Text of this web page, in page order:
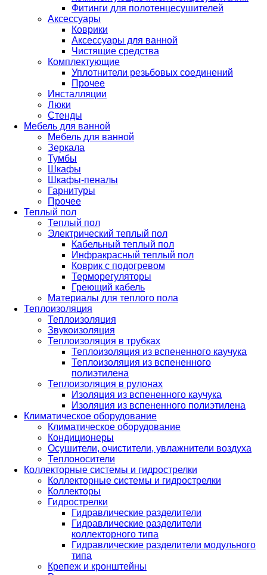
Фитинги для полотенцесушителей
Аксессуары
Коврики
Аксессуары для ванной
Чистящие средства
Комплектующие
Уплотнители резьбовых соединений
Прочее
Инсталляции
Люки
Стенды
Мебель для ванной
Мебель для ванной
Зеркала
Тумбы
Шкафы
Шкафы-пеналы
Гарнитуры
Прочее
Теплый пол
Теплый пол
Электрический теплый пол
Кабельный теплый пол
Инфракрасный теплый пол
Коврик с подогревом
Терморегуляторы
Греющий кабель
Материалы для теплого пола
Теплоизоляция
Теплоизоляция
Звукоизоляция
Теплоизоляция в трубках
Теплоизоляция из вспененного каучука
Теплоизоляция из вспененного
полиэтилена
Теплоизоляция в рулонах
Изоляция из вспененного каучука
Изоляция из вспененного полиэтилена
Климатическое оборудование
Климатическое оборудование
Кондиционеры
Осушители, очистители, увлажнители воздуха
Теплоносители
Коллекторные системы и гидрострелки
Коллекторные системы и гидрострелки
Коллекторы
Гидрострелки
Гидравлические разделители
Гидравлические разделители
коллекторного типа
Гидравлические разделители модульного
типа
Крепеж и кронштейны